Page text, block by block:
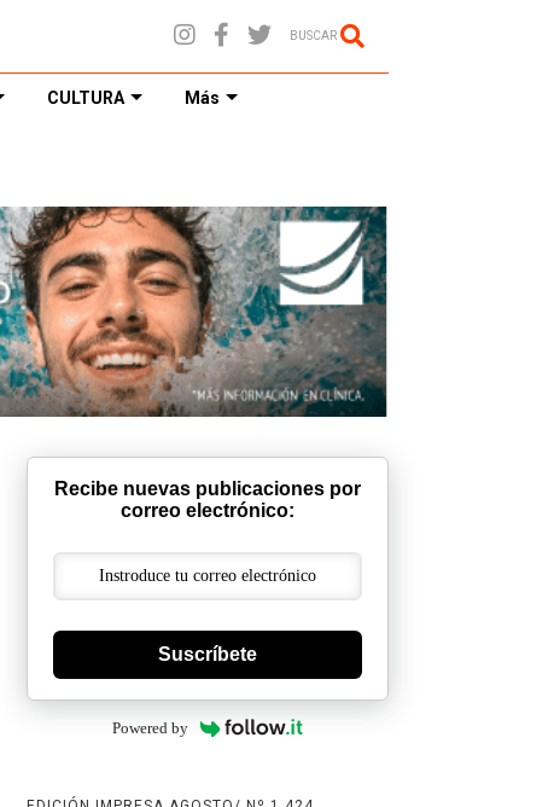
BUSCAR
CULTURA Más
Recibe nuevas publicaciones por
correo electrónico:
Suscríbete
Powered by